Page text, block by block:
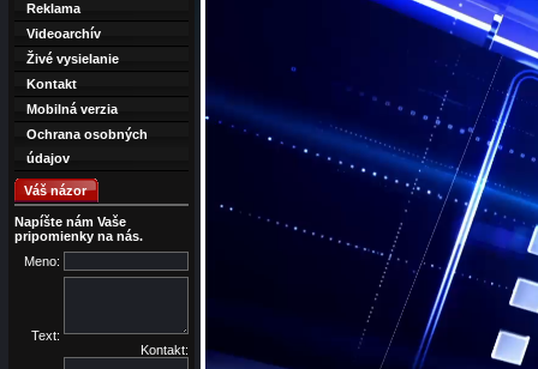
Reklama
Videoarchív
Živé vysielanie
Kontakt
Mobilná verzia
Ochrana osobných
údajov
Váš názor
Napíšte nám Vaše
pripomienky na nás.
Meno:
Text:
Kontakt: